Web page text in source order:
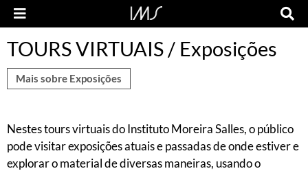
TOURS VIRTUAIS / Exposições
Mais sobre Exposições
Nestes tours virtuais do Instituto Moreira Salles, o público
pode visitar exposições atuais e passadas de onde estiver e
explorar o material de diversas maneiras, usando o